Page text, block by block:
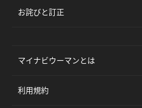
お詫びと訂正
マイナビウーマンとは
利用規約